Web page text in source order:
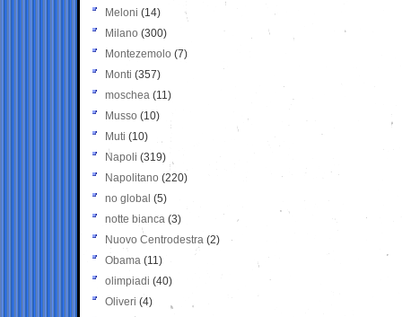
Meloni (14)
Milano (300)
Montezemolo (7)
Monti (357)
moschea (11)
Musso (10)
Muti (10)
Napoli (319)
Napolitano (220)
no global (5)
notte bianca (3)
Nuovo Centrodestra (2)
Obama (11)
olimpiadi (40)
Oliveri (4)